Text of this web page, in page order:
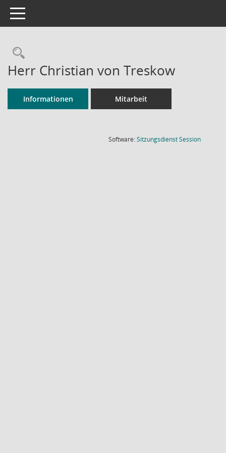
Toggle navigation
Rechercheauswahl
Herr Christian von Treskow
Informationen Mitarbeit
Software:SitzungsdienstSession(Wird in